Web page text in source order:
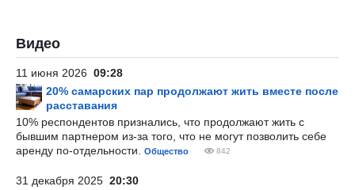
Видео
11 июня 2026 09:28
20% самарских пар продолжают жить вместе после
расставания
10% респондентов признались, что продолжают жить с
бывшим партнером из-за того, что не могут позволить себе
аренду по-отдельности.
Общество 842
31 декабря 2025 20:30